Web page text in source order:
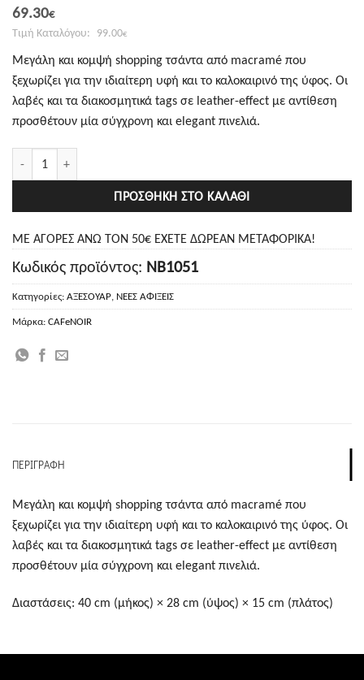
99.00€
Original
price
was:
99.00€.
69.30€
Η
τρέχουσα
τιμή
είναι:
69.30€.
Μεγάλη και κομψή shopping τσάντα από macramé που
ξεχωρίζει για την ιδιαίτερη υφή και το καλοκαιρινό της ύφος. Οι
λαβές και τα διακοσμητικά tags σε leather-effect με αντίθεση
προσθέτουν μία σύγχρονη και elegant πινελιά.
ΠΡΟΣΘΉΚΗ ΣΤΟ ΚΑΛΆΘΙ
ΜΕ ΑΓΟΡΕΣ ΑΝΩ ΤΟΝ 50€ ΕΧΕΤΕ ΔΩΡΕΑΝ ΜΕΤΑΦΟΡΙΚΑ!
Κωδικός προϊόντος: NB1051
Κατηγορίες: ΑΞΕΣΟΥΑΡ, ΝΕΕΣ ΑΦΙΞΕΙΣ
Μάρκα: CAFeNOIR
ΠΕΡΙΓΡΑΦΉ
Μεγάλη και κομψή shopping τσάντα από macramé που
ξεχωρίζει για την ιδιαίτερη υφή και το καλοκαιρινό της ύφος. Οι
λαβές και τα διακοσμητικά tags σε leather-effect με αντίθεση
προσθέτουν μία σύγχρονη και elegant πινελιά.
Διαστάσεις: 40 cm (μήκος) × 28 cm (ύψος) × 15 cm (πλάτος)